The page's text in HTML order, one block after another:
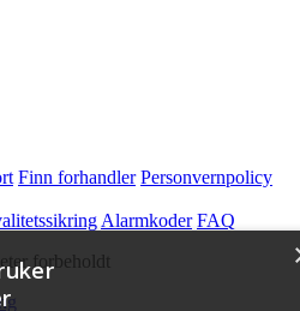
Finn forhandler Personvernpolicy
Alarmkoder FAQ
forbeholdt